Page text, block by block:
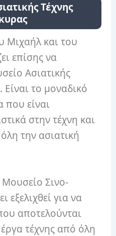
Τέχνης
Μιχαήλ και του
επίσης να
Ασιατικής
το μοναδικό
που είναι
στην τέχνη και
την ασιατική
Σινο-
εξελιχθεί για να
αποτελούνται
τέχνης από όλη